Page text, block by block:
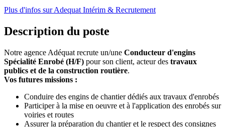
Plus d'infos sur Adequat Intérim & Recrutement
Description du poste
Notre agence Adéquat recrute un/une Conducteur d'engins
Spécialité Enrobé (H/F) pour son client, acteur des travaux
publics et de la construction routière.
Vos futures missions :
Conduire des engins de chantier dédiés aux travaux d'enrobés
Participer à la mise en oeuvre et à l'application des enrobés sur
voiries et routes
Assurer la préparation du chantier et le respect des consignes